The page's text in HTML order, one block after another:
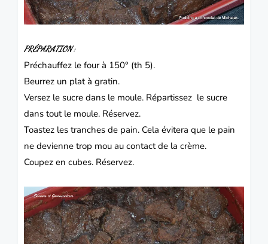
PRÉPARATION :
Préchauffez le four à 150° (th 5).
Beurrez un plat à gratin.
Versez le sucre dans le moule. Répartissez le sucre
dans tout le moule. Réservez.
Toastez les tranches de pain. Cela évitera que le pain
ne devienne trop mou au contact de la crème.
Coupez en cubes. Réservez.